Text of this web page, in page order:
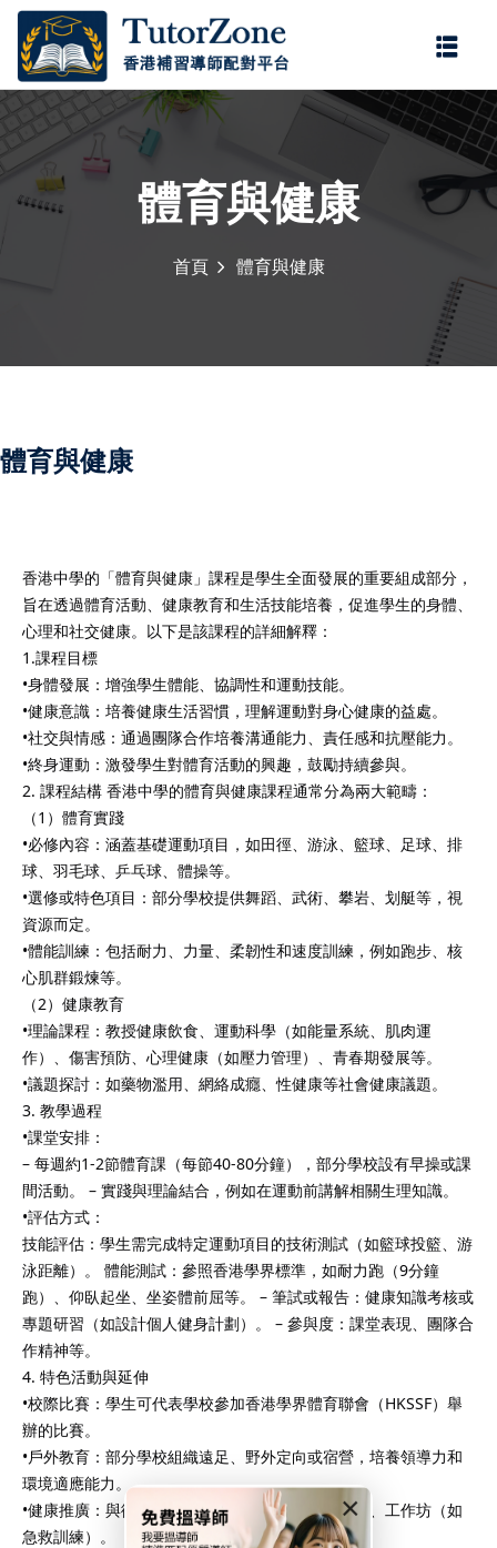
×
體育與健康
首頁 體育與健康
體育與健康
香港中學的「體育與健康」課程是學生全面發展的重要組成部分，
旨在透過體育活動、健康教育和生活技能培養，促進學生的身體、
心理和社交健康。以下是該課程的詳細解釋：
1.課程目標
•身體發展：增強學生體能、協調性和運動技能。
•健康意識：培養健康生活習慣，理解運動對身心健康的益處。
•社交與情感：通過團隊合作培養溝通能力、責任感和抗壓能力。
•終身運動：激發學生對體育活動的興趣，鼓勵持續參與。
2. 課程結構 香港中學的體育與健康課程通常分為兩大範疇：
（1）體育實踐
•必修內容：涵蓋基礎運動項目，如田徑、游泳、籃球、足球、排
球、羽毛球、乒乓球、體操等。
•選修或特色項目：部分學校提供舞蹈、武術、攀岩、划艇等，視
資源而定。
•體能訓練：包括耐力、力量、柔韌性和速度訓練，例如跑步、核
心肌群鍛煉等。
（2）健康教育
•理論課程：教授健康飲食、運動科學（如能量系統、肌肉運
作）、傷害預防、心理健康（如壓力管理）、青春期發展等。
•議題探討：如藥物濫用、網絡成癮、性健康等社會健康議題。
3. 教學過程
•課堂安排：
– 每週約1-2節體育課（每節40-80分鐘），部分學校設有早操或課
間活動。 – 實踐與理論結合，例如在運動前講解相關生理知識。
•評估方式：
技能評估：學生需完成特定運動項目的技術測試（如籃球投籃、游
泳距離）。 體能測試：參照香港學界標準，如耐力跑（9分鐘
跑）、仰臥起坐、坐姿體前屈等。 – 筆試或報告：健康知識考核或
專題研習（如設計個人健身計劃）。 – 參與度：課堂表現、團隊合
作精神等。
4. 特色活動與延伸
•校際比賽：學生可代表學校參加香港學界體育聯會（HKSSF）舉
辦的比賽。
•戶外教育：部分學校組織遠足、野外定向或宿營，培養領導力和
環境適應能力。
•健康推廣：與衛生署或非政府組織合作，舉辦講座、工作坊（如
急救訓練）。
登錄